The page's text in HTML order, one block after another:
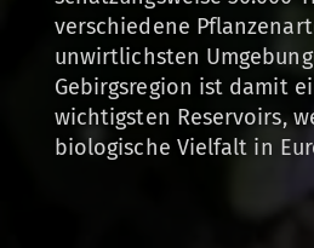
verschiedene
unwirtlichsten
Gebirgsregion ist damit
wichtigsten Reservoirs,
biologische Vielfalt in